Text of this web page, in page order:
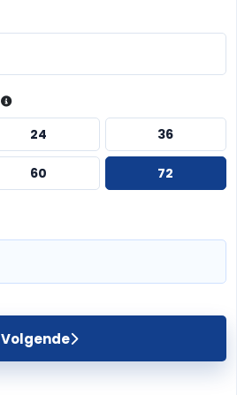
24 36
60 72
Volgende